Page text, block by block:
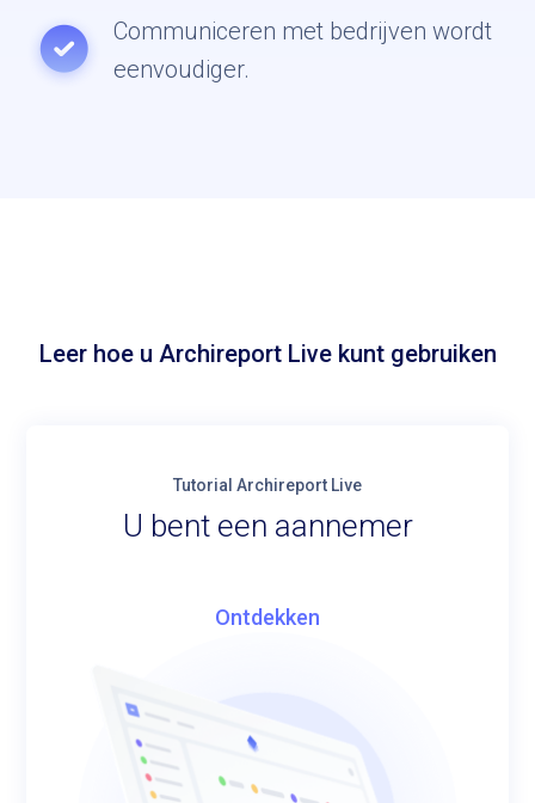
Communiceren met bedrijven wordt
eenvoudiger.
Leer hoe u Archireport Live kunt gebruiken
Tutorial Archireport Live
U bent een aannemer
Ontdekken